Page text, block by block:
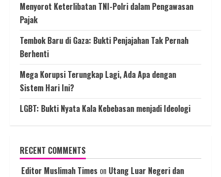
Menyorot Keterlibatan TNI-Polri dalam Pengawasan
Pajak
Tembok Baru di Gaza: Bukti Penjajahan Tak Pernah
Berhenti
Mega Korupsi Terungkap Lagi, Ada Apa dengan
Sistem Hari Ini?
LGBT: Bukti Nyata Kala Kebebasan menjadi Ideologi
RECENT COMMENTS
Editor Muslimah Times on Utang Luar Negeri dan